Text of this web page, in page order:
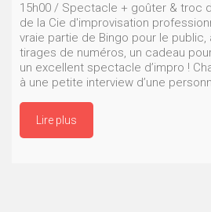
15h00 / Spectacle + goûter & troc
de la Cie d'improvisation
vraie partie de Bingo pour le public,
tirages de numéros, un cadeau
un excellent spectacle d’impro !
à une petite interview d’une
Lire plus